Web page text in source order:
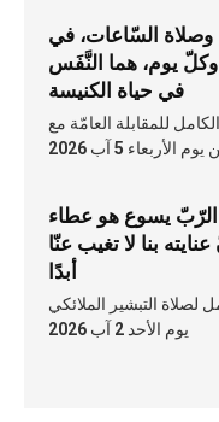
وصلاة السّاعات، في
يوم، هما النَّفَس
في حياة الكنيسة
للمقابلة العامّة مع
الأربعاء 5 آب 2026
يسوع هو عطاء
بنا لا تغيب عنّا
أبدًا
لصلاة التبشير الملائكي
يوم الأحد 2 آب 2026